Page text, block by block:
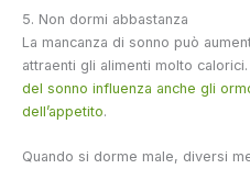
5. Non dormi abbastanza
La mancanza di sonno può
attraenti gli alimenti molto calorici.
del sonno influenza anche gli
dell’appetito.
Quando si dorme male, diversi